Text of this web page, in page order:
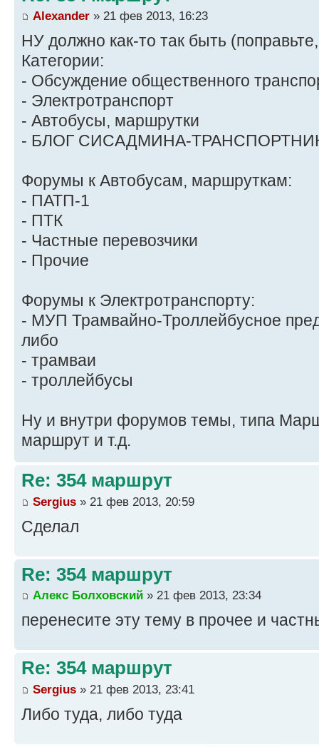
Alexander » 21 фев 2013, 16:23
НУ должно как-то так быть
Категории:
- Обсуждение общественного
- Электротранспорт
- Автобусы, маршрутки
- БЛОГ СИСАДМИНА-
Форумы к Автобусам, маршруткам:
- ПАТП-1
- ПТК
- Частные перевозчики
- Прочие
Форумы к Электротранспорту:
- МУП Трамвайно-Троллейбусное
либо
- трамваи
- троллейбусы
Ну и внутри форумов темы, типа
маршрут и т.д.
Re: 354 маршрут
Sergius » 21 фев 2013, 20:59
Сделал
Re: 354 маршрут
Алекс Болховский » 21 фев 2013, 23:34
перенесите эту тему в прочее и
Re: 354 маршрут
Sergius » 21 фев 2013, 23:41
Либо туда, либо туда